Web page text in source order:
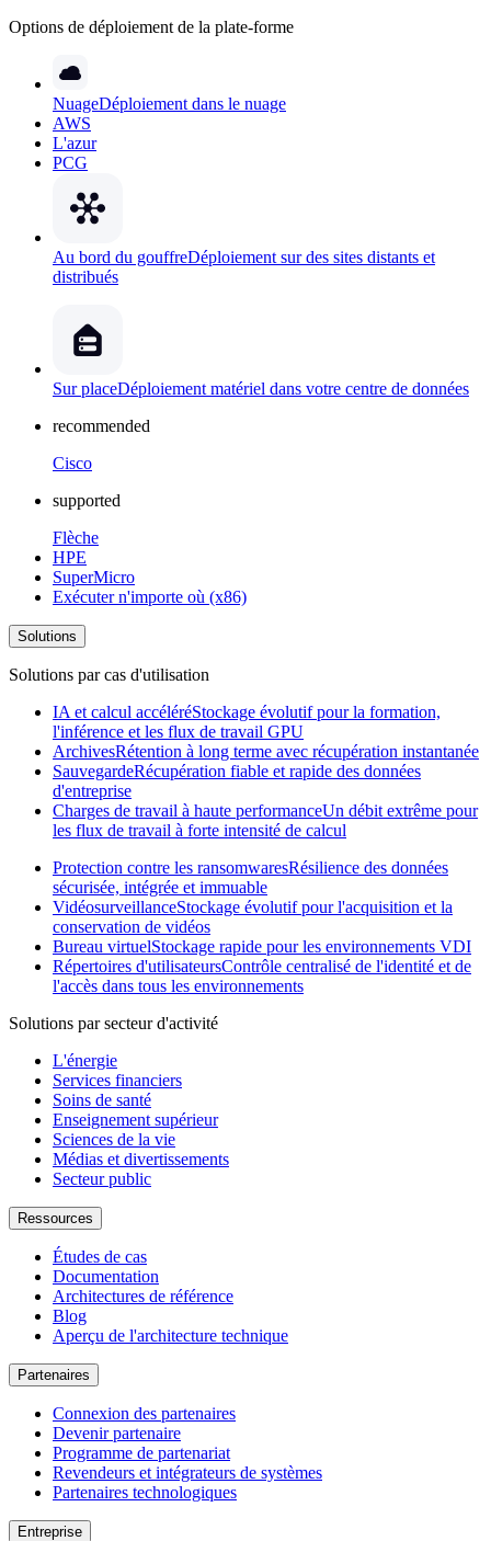
Options de déploiement de la plate-forme
NuageDéploiement dans le nuage
AWS
L'azur
PCG
Au bord du gouffreDéploiement sur des sites distants et
distribués
Sur placeDéploiement matériel dans votre centre de données
recommended
Cisco
supported
Flèche
HPE
SuperMicro
Exécuter n'importe où (x86)
Solutions
Solutions par cas d'utilisation
IA et calcul accéléréStockage évolutif pour la formation,
l'inférence et les flux de travail GPU
ArchivesRétention à long terme avec récupération instantanée
SauvegardeRécupération fiable et rapide des données
d'entreprise
Charges de travail à haute performanceUn débit extrême pour
les flux de travail à forte intensité de calcul
Protection contre les ransomwaresRésilience des données
sécurisée, intégrée et immuable
VidéosurveillanceStockage évolutif pour l'acquisition et la
conservation de vidéos
Bureau virtuelStockage rapide pour les environnements VDI
Répertoires d'utilisateursContrôle centralisé de l'identité et de
l'accès dans tous les environnements
Solutions par secteur d'activité
L'énergie
Services financiers
Soins de santé
Enseignement supérieur
Sciences de la vie
Médias et divertissements
Secteur public
Ressources
Études de cas
Documentation
Architectures de référence
Blog
Aperçu de l'architecture technique
Partenaires
Connexion des partenaires
Devenir partenaire
Programme de partenariat
Revendeurs et intégrateurs de systèmes
Partenaires technologiques
Entreprise